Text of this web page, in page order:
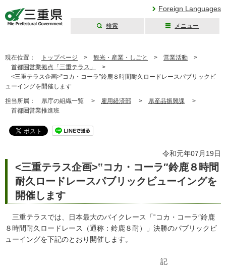
Foreign Languages
検索 メニュー
現在位置： トップページ > 観光・産業・しごと > 営業活動 >
首都圏営業拠点「三重テラス」
>
<三重テラス企画>‟コカ・コーラ″鈴鹿８時間耐久ロードレースパブリックビ
ューイングを開催します
担当所属： 県庁の組織一覧 > 雇用経済部 > 県産品振興課 >
首都圏営業推進班
令和元年07月19日
<三重テラス企画>‟コカ・コーラ″鈴鹿８時間
耐久ロードレースパブリックビューイングを
開催します
三重テラスでは、日本最大のバイクレース「‟コカ・コーラ″鈴鹿
８時間耐久ロードレース（通称：鈴鹿８耐）」決勝のパブリックビ
ューイングを下記のとおり開催します。
記